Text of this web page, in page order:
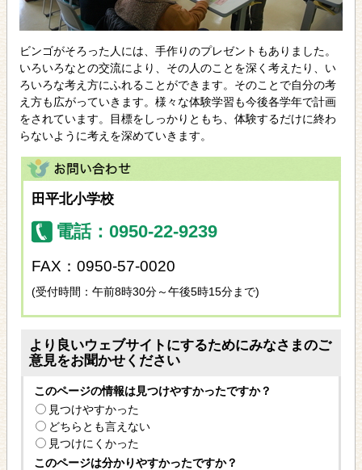
ビンゴがそろった人には、手作りのプレゼントもありました。
いろいろなとの交流により、その人のことを深く考えたり、い
ろいろな考え方にふれることができます。そのことで自分の考
え方も広がっていきます。様々な体験学習も今後各学年で計画
をされています。目標をしっかりともち、体験するだけに終わ
らないように考えを深めていきます。
田平北小学校
電話：0950-22-9239
FAX：0950-57-0020
(受付時間：午前8時30分～午後5時15分まで)
より良いウェブサイトにするためにみなさまのご
意見をお聞かせください
このページの情報は見つけやすかったですか？
見つけやすかった
どちらとも言えない
見つけにくかった
このページは分かりやすかったですか？